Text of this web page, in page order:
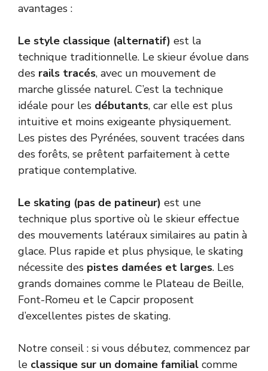
avantages :
Le style classique (alternatif) est la
technique traditionnelle. Le skieur évolue dans
des rails tracés, avec un mouvement de
marche glissée naturel. C’est la technique
idéale pour les débutants, car elle est plus
intuitive et moins exigeante physiquement.
Les pistes des Pyrénées, souvent tracées dans
des forêts, se prêtent parfaitement à cette
pratique contemplative.
Le skating (pas de patineur) est une
technique plus sportive où le skieur effectue
des mouvements latéraux similaires au patin à
glace. Plus rapide et plus physique, le skating
nécessite des pistes damées et larges. Les
grands domaines comme le Plateau de Beille,
Font-Romeu et le Capcir proposent
d’excellentes pistes de skating.
Notre conseil : si vous débutez, commencez par
le classique sur un domaine familial comme